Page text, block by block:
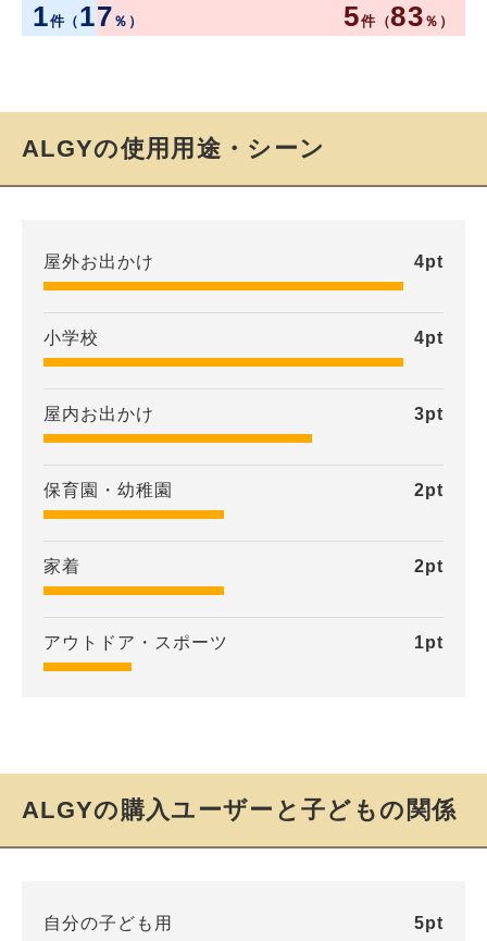
1件（ 17 ％） 5件（83 ％）
ALGYの使用用途・シーン
屋外お出かけ 4pt
小学校 4pt
屋内お出かけ 3pt
保育園・幼稚園 2pt
家着 2pt
アウトドア・スポーツ 1pt
ALGYの購入ユーザーと子どもの関係
自分の子ども用 5pt